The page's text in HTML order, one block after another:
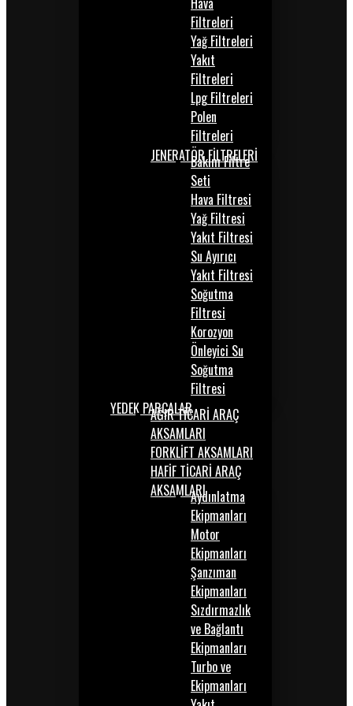
Filtreleri
Yağ Filtreleri
Yakıt
Filtreleri
Lpg Filtreleri
Polen
Filtreleri
JENERATÖR FİLTRELERİ
Bakım Filtre
Seti
Hava Filtresi
Yağ Filtresi
Yakıt Filtresi
Su Ayırıcı
Yakıt Filtresi
Soğutma
Filtresi
Korozyon
Önleyici Su
Soğutma
Filtresi
YEDEK PARÇALARAĞIR TİCARİ ARAÇ
AKSAMLARI
FORKLİFT AKSAMLARI
HAFİF TİCARİ ARAÇ
AKSAMLARIAydınlatma
Ekipmanları
Motor
Ekipmanları
Şanzıman
Ekipmanları
Sızdırmazlık
ve Bağlantı
Ekipmanları
Turbo ve
Ekipmanları